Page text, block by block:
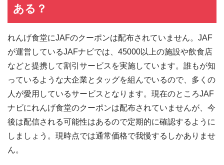
ある？
れんげ食堂にJAFのクーポンは配布されていません。JAF
が運営しているJAFナビでは、45000以上の施設や飲食店
などと提携して割引サービスを実施しています。誰もが知
っているような大企業とタッグを組んでいるので、多くの
人が愛用しているサービスとなります。現在のところJAF
ナビにれんげ食堂のクーポンは配布されていませんが、今
後は配信される可能性はあるので定期的に確認するように
しましょう。現時点では通常価格で我慢するしかありませ
ん。